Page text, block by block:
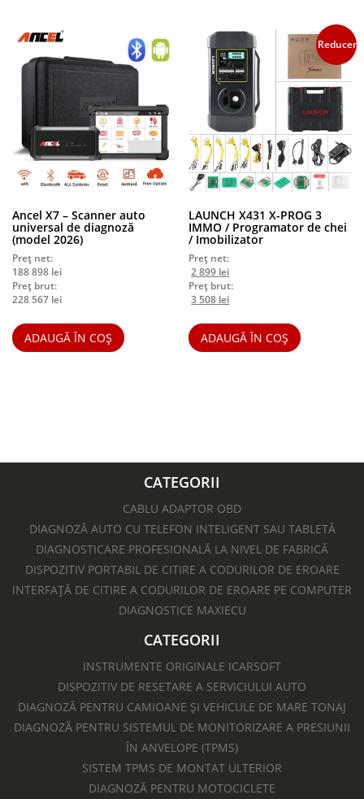
Ancel X7 – Scanner auto
universal de diagnoză
(model 2026)
Preț net:
188 898 lei
Preț brut:
228 567 lei
ADAUGĂ ÎN COȘ
Reduceri!
LAUNCH X431 X-PROG 3
IMMO / Programator de chei
/ Imobilizator
Preț net:
Prețul
inițial
a
3
000 lei.
2 899 leiPrețul
curent
este:
899 lei.
Preț brut:
Prețul
a
fost:
3
3 508 leiPrețul
este:
3
508 lei.
ADAUGĂ ÎN COȘ
CATEGORII
CABLU ADAPTOR OBD
DIAGNOZĂ AUTO CU TELEFON INTELIGENT SAU TABLETĂ
DIAGNOSTICARE PROFESIONALĂ LA NIVEL DE FABRICĂ
DISPOZITIV PORTABIL DE CITIRE A CODURILOR DE EROARE
INTERFAȚĂ DE CITIRE A CODURILOR DE EROARE PE COMPUTER
DIAGNOSTICE MAXIECU
CATEGORII
INSTRUMENTE ORIGINALE ICARSOFT
DISPOZITIV DE RESETARE A SERVICIULUI AUTO
DIAGNOZĂ PENTRU CAMIOANE ȘI VEHICULE DE MARE TONAJ
DIAGNOZĂ PENTRU SISTEMUL DE MONITORIZARE A PRESIUNII
ÎN ANVELOPE (TPMS)
SISTEM TPMS DE MONTAT ULTERIOR
DIAGNOZĂ PENTRU MOTOCICLETE​